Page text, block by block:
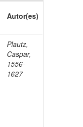
Autor(es)
Plautz,
Caspar,
1556-
1627